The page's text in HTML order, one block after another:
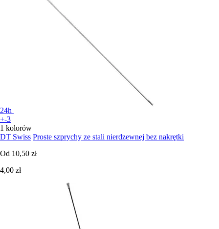
24h
+-3
1 kolorów
DT Swiss Proste szprychy ze stali nierdzewnej bez nakrętki
Od 10,50 zł
4,00 zł